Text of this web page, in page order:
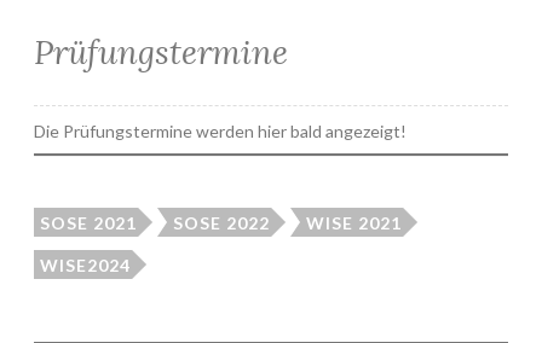
Prüfungstermine
Die Prüfungstermine werden hier bald angezeigt!
SOSE 2021 SOSE 2022 WISE 2021
WISE2024